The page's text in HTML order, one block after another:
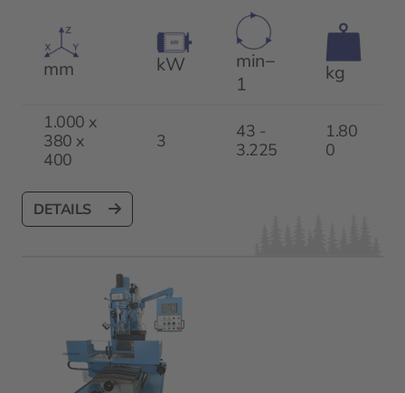
mm kW
min−
1
kg
1.000 x
380 x
400
3
43 -
3.225
1.80
0
DETAILS